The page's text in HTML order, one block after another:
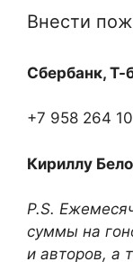
Внести
Сбербанк, Т-
+7 958 264
Кириллу
P.S.
суммы на
и авторов, а